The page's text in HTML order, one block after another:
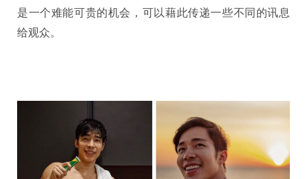
是一个难能可贵的机会，可以藉此传递一些不同的讯息
给观众。